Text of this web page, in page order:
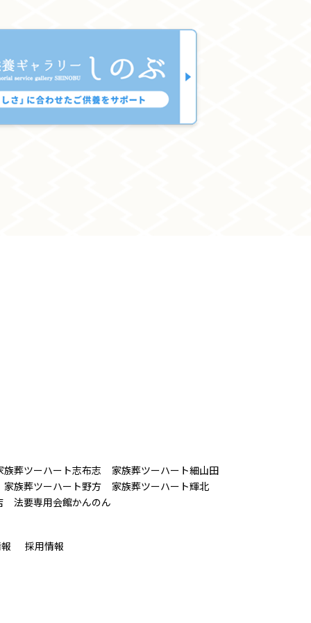
族葬ツーハート志布志
家族葬ツーハート細山田
家族葬ツーハート野方
家族葬ツーハート輝北
法要専用会館かんのん
採用情報